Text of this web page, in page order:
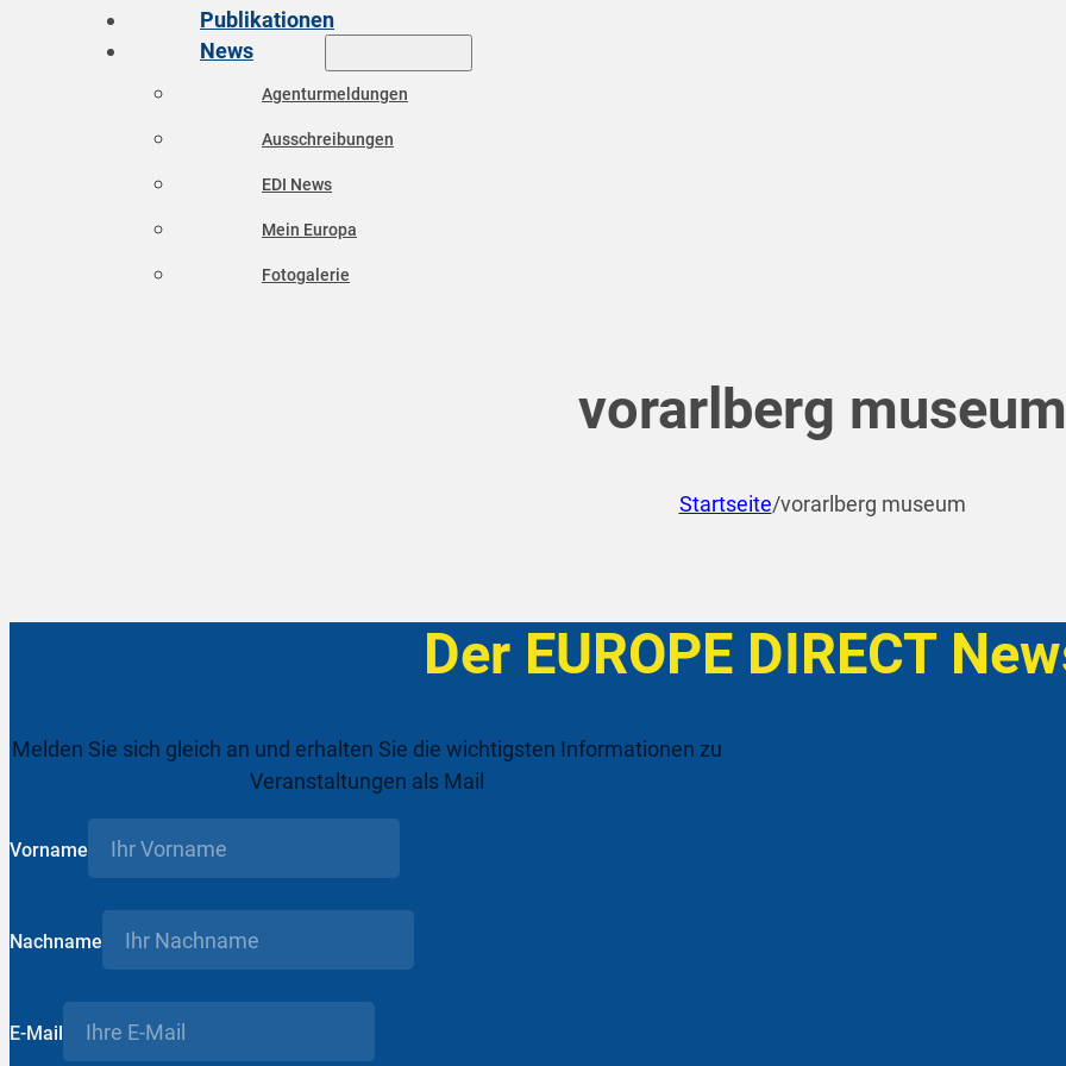
Publikationen
News
Agenturmeldungen
Ausschreibungen
EDI News
Mein Europa
Fotogalerie
vorarlberg museum
Startseite/vorarlberg museum
Der EUROPE DIRECT
Melden Sie sich gleich an und erhalten Sie die wichtigsten Informationen zu
Veranstaltungen als Mail
Vorname
Nachname
E-Mail